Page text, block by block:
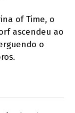
of Time, o
ascendeu ao
o